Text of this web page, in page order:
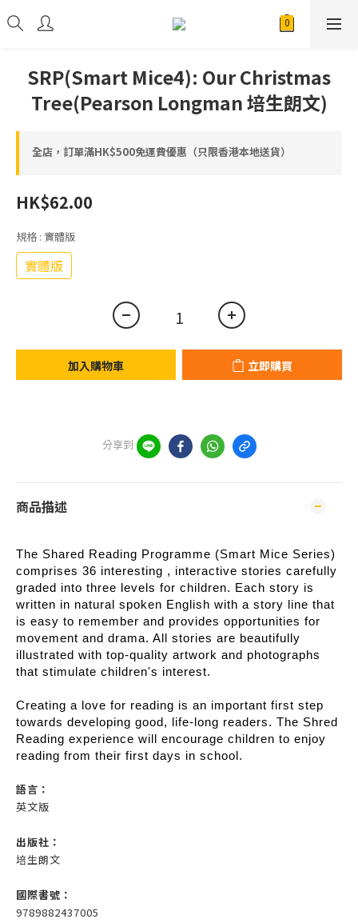
SRP(Smart Mice4): Our Christmas
Tree(Pearson Longman 培生朗文)
全店，訂單滿HK$500免運費優惠（只限香港本地送貨）
HK$62.00
規格 : 實體版
實體版
加入購物車 立即購買
分享到
商品描述
The Shared Reading Programme (Smart Mice Series)
comprises 36 interesting , interactive stories carefully
graded into three levels for children. Each story is
written in natural spoken English with a story line that
is easy to remember and provides opportunities for
movement and drama. All stories are beautifully
illustrated with top-quality artwork and photographs
that stimulate children's interest.
Creating a love for reading is an important first step
towards developing good, life-long readers. The Shred
Reading experience will encourage children to enjoy
reading from their first days in school.
語言：
英文版
出版社：
培生朗文
國際書號：
9789882437005